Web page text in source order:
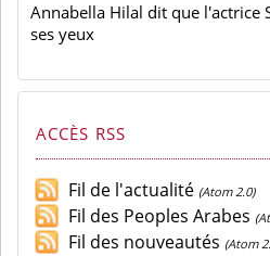
Annabella Hilal dit que l'actrice
ses yeux
ACCÈS RSS
Fil de l'actualité (Atom 2.0)
Fil des Peoples Arabes
Fil des nouveautés (Atom